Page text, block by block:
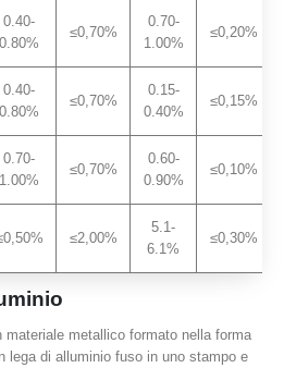
0.40-
0.80%
≤0,70%
0.70-
1.00%
≤0,20%
0.40-
0.80%
≤0,70%
0.15-
0.40%
≤0,15%
0.70-
1.00%
≤0,70%
0.60-
0.90%
≤0,10%
≤2,00%
5.1-
6.1%
≤0,30%
materiale metallico formato nella forma
lega di alluminio fuso in uno stampo e